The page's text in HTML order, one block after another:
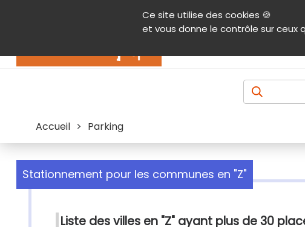
Ce site utilise des cookies 🍪
et vous donne le contrôle sur ceux
Contenu Aide et accessibilité Menu principal
Accueil > Parking
Stationnement pour les communes en "Z"
Liste des villes en "Z" ayant plus de 30